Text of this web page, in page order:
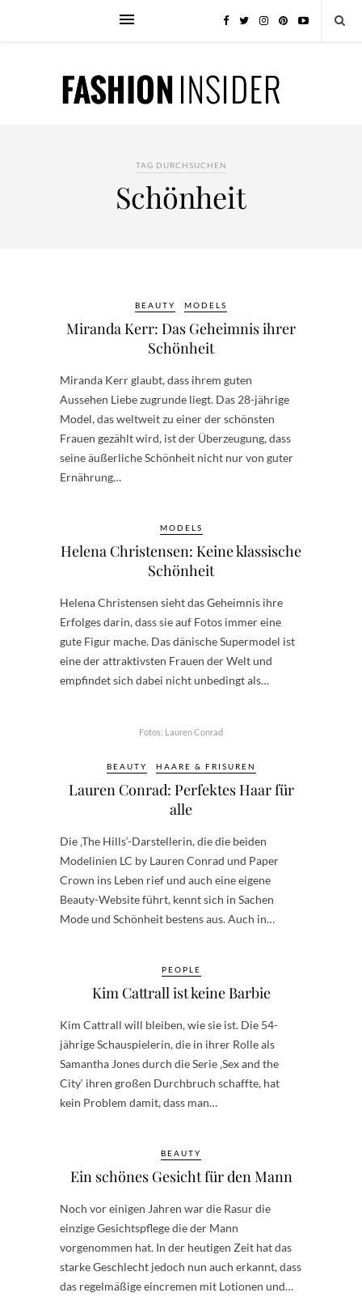
TAG DURCHSUCHEN
Schönheit
BEAUTY MODELS
Miranda Kerr: Das Geheimnis ihrer
Schönheit
Miranda Kerr glaubt, dass ihrem guten
Aussehen Liebe zugrunde liegt. Das 28-jährige
Model, das weltweit zu einer der schönsten
Frauen gezählt wird, ist der Überzeugung, dass
seine äußerliche Schönheit nicht nur von guter
Ernährung…
MODELS
Helena Christensen: Keine klassische
Schönheit
Helena Christensen sieht das Geheimnis ihre
Erfolges darin, dass sie auf Fotos immer eine
gute Figur mache. Das dänische Supermodel ist
eine der attraktivsten Frauen der Welt und
empfindet sich dabei nicht unbedingt als…
Fotos: Lauren Conrad
BEAUTY HAARE & FRISUREN
Lauren Conrad: Perfektes Haar für
alle
Die ‚The Hills‘-Darstellerin, die die beiden
Modelinien LC by Lauren Conrad und Paper
Crown ins Leben rief und auch eine eigene
Beauty-Website führt, kennt sich in Sachen
Mode und Schönheit bestens aus. Auch in…
PEOPLE
Kim Cattrall ist keine Barbie
Kim Cattrall will bleiben, wie sie ist. Die 54-
jährige Schauspielerin, die in ihrer Rolle als
Samantha Jones durch die Serie ‚Sex and the
City‘ ihren großen Durchbruch schaffte, hat
kein Problem damit, dass man…
BEAUTY
Ein schönes Gesicht für den Mann
Noch vor einigen Jahren war die Rasur die
einzige Gesichtspflege die der Mann
vorgenommen hat. In der heutigen Zeit hat das
starke Geschlecht jedoch nun auch erkannt, dass
das regelmäßige eincremen mit Lotionen und…